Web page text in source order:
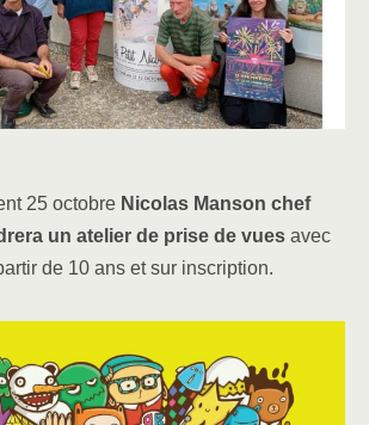
25 octobre Nicolas Manson chef
un atelier de prise de vues avec
de 10 ans et sur inscription.